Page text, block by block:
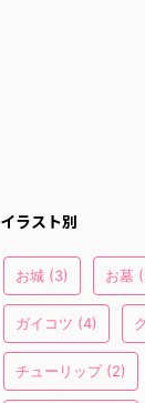
イラスト別
お城 (3) お墓
ガイコツ (4)
チューリップ(2)